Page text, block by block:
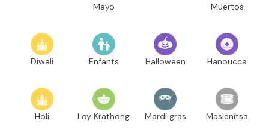
Mayo
Muertos
Diwali Enfants Halloween Hanoucca
Holi Loy Krathong Mardi gras Maslenitsa